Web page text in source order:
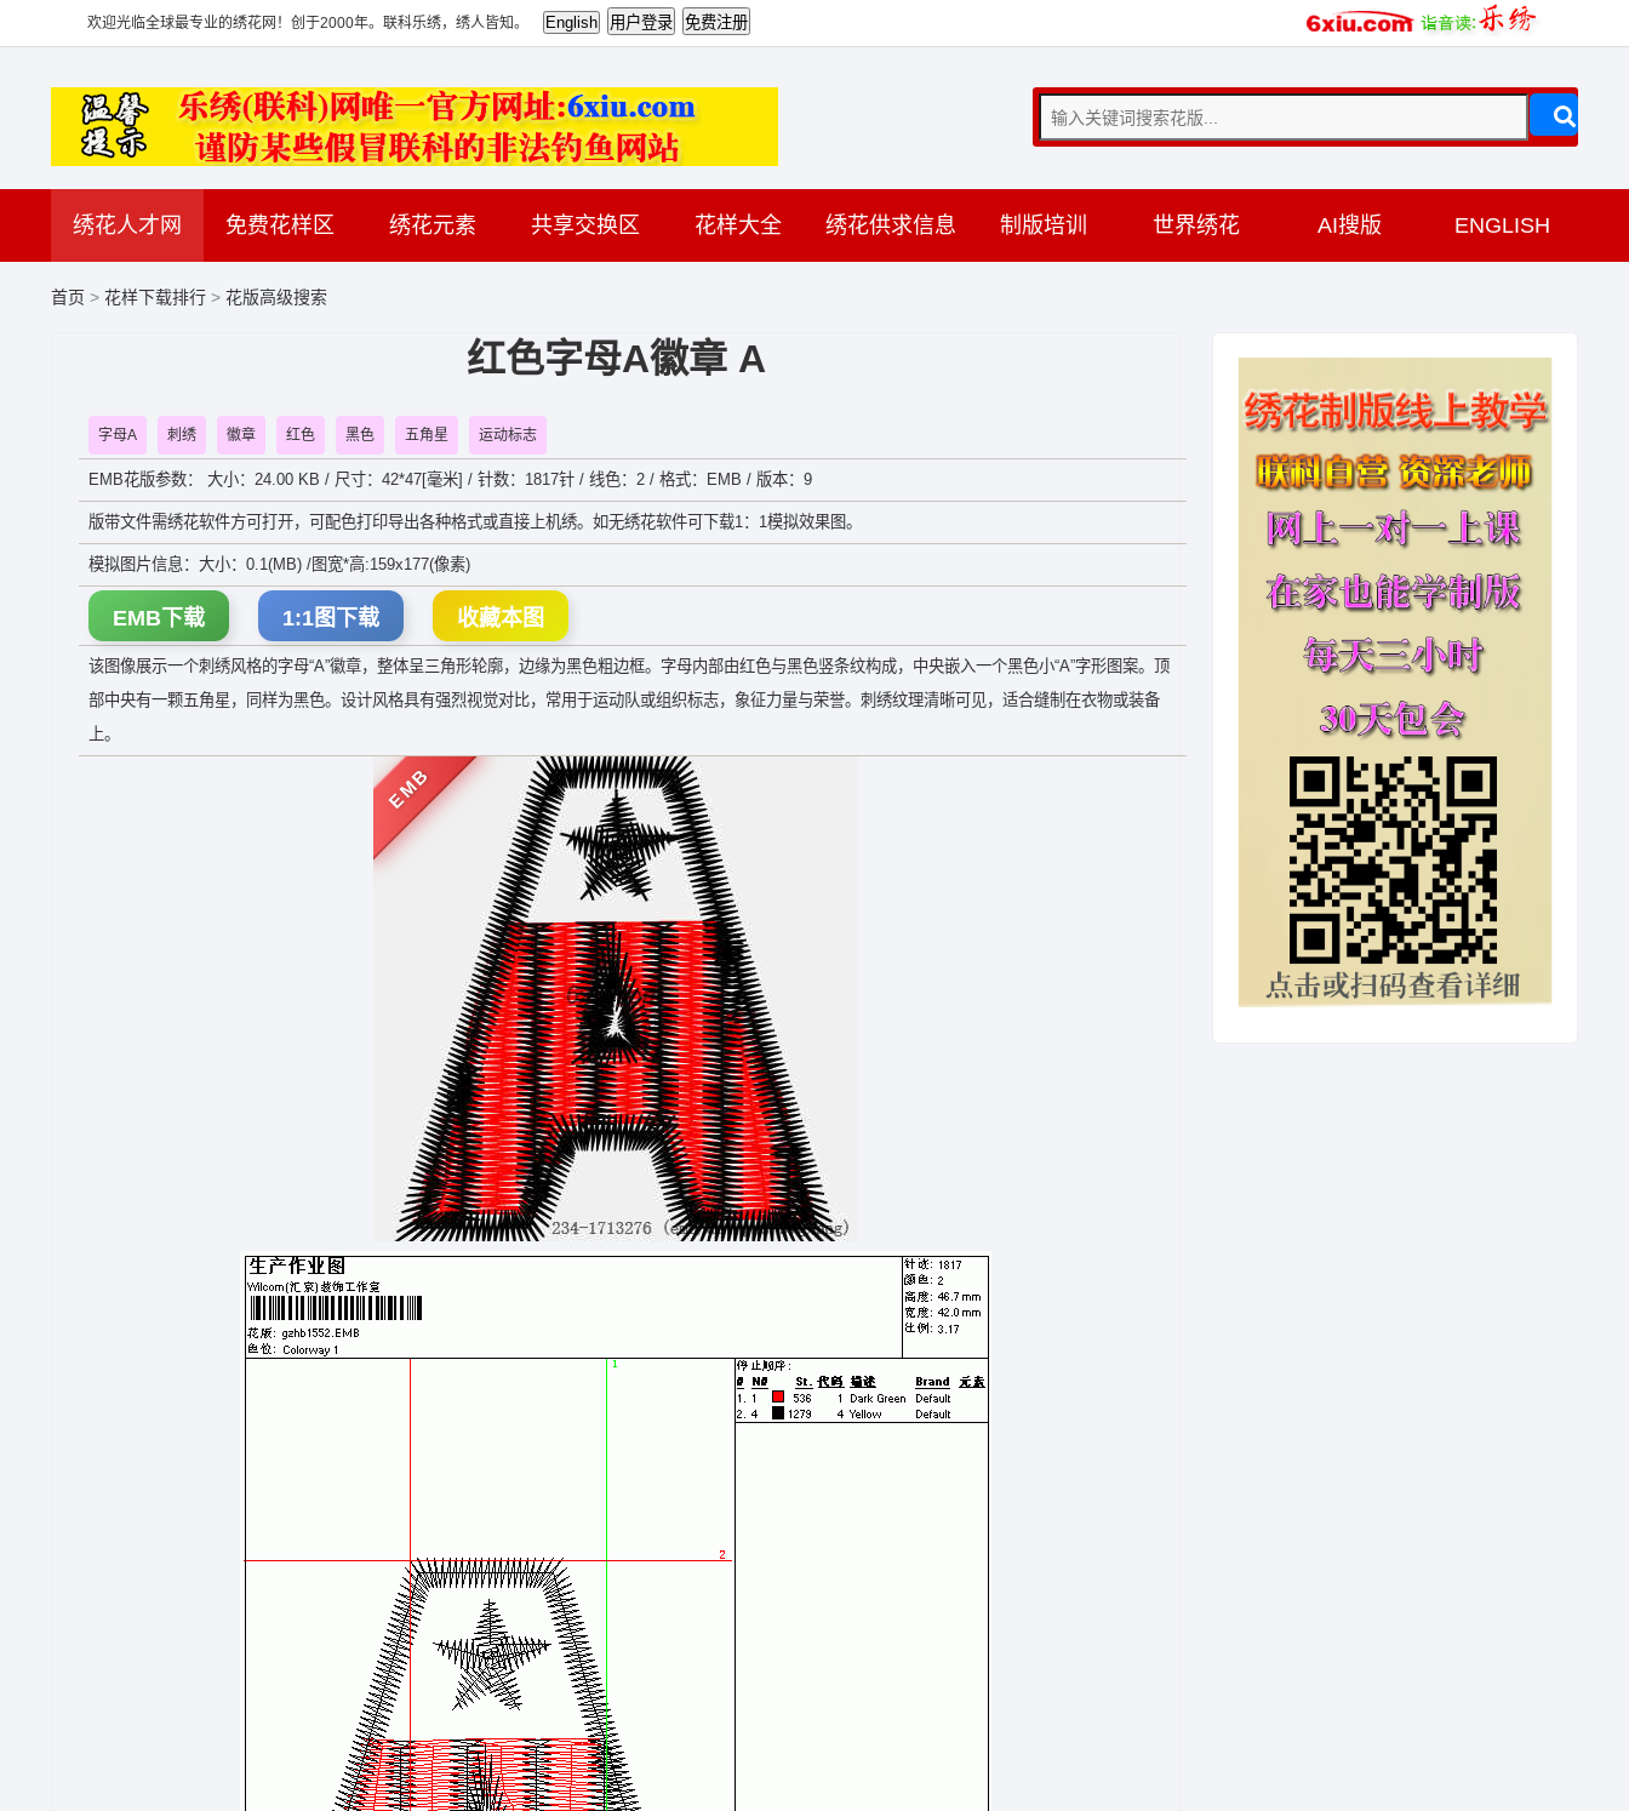
欢迎光临全球最专业的绣花网！创于2000年。联科乐绣，绣人皆知。
绣花人才网 免费花样区 绣花元素 共享交换区 花样大全 绣花供求信息 制版培训 世界绣花 AI搜版 ENGLISH
首页 > 花样下载排行 > 花版高级搜索
红色字母A徽章 A
字母A 刺绣 徽章 红色 黑色 五角星 运动标志
EMB花版参数： 大小：24.00 KB / 尺寸：42*47[毫米] / 针数：1817针 / 线色：2 / 格式：EMB / 版本：9
版带文件需绣花软件方可打开，可配色打印导出各种格式或直接上机绣。如无绣花软件可下载1：1模拟效果图。
模拟图片信息：大小：0.1(MB) /图宽*高:159x177(像素)
EMB下载 1:1图下载 收藏本图
该图像展示一个刺绣风格的字母“A”徽章，整体呈三角形轮廓，边缘为黑色粗边框。字母内部由红色与黑色竖条纹构成，中央嵌入一个黑色小“A”字形图案。顶
部中央有一颗五角星，同样为黑色。设计风格具有强烈视觉对比，常用于运动队或组织标志，象征力量与荣誉。刺绣纹理清晰可见，适合缝制在衣物或装备
上。
EMB